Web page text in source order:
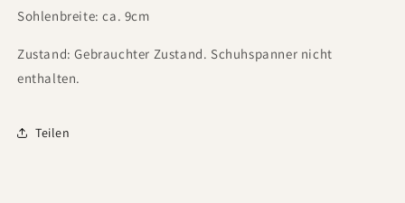
Sohlenbreite: ca. 9cm
Zustand: Gebrauchter Zustand. Schuhspanner nicht
enthalten.
Teilen